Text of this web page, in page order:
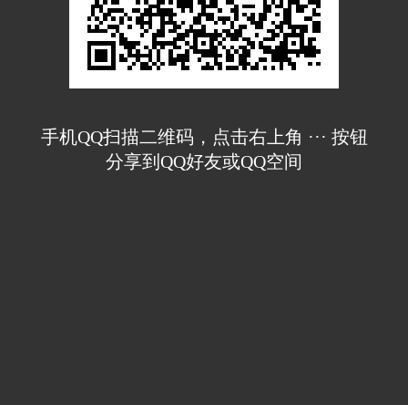
手机QQ扫描二维码，点击右上角 ··· 按钮
分享到QQ好友或QQ空间